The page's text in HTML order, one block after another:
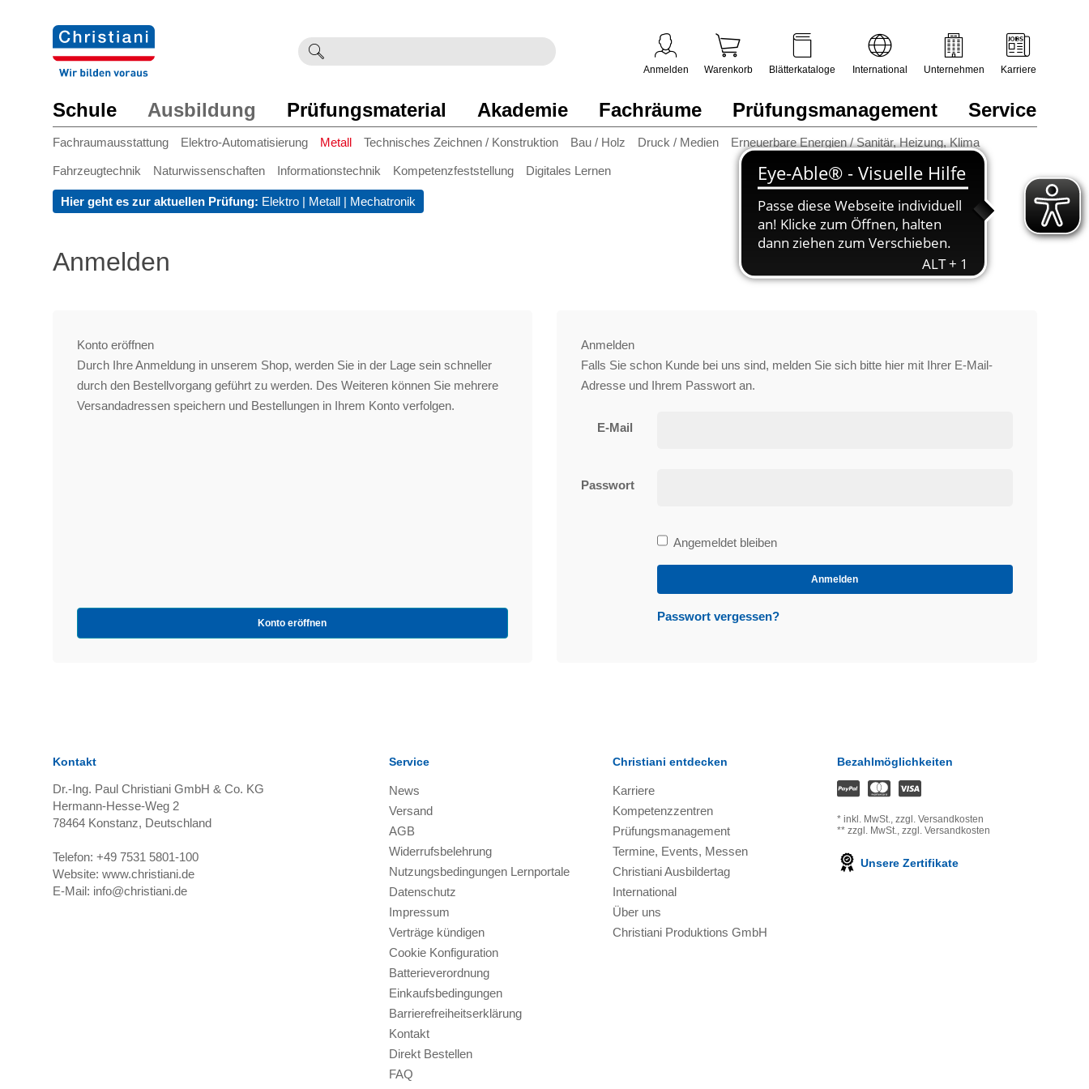
eingeben
Schule Ausbildung
Fachraumausstattung Elektro-Automatisierung Metall Technisches Zeichnen / Konstruktion Bau / Holz Druck / Medien Erneuerbare Energien / Sanitär, Heizung, Klima
Fahrzeugtechnik Naturwissenschaften Informationstechnik Kompetenzfeststellung Digitales Lernen
Prüfungsmaterial Akademie Fachräume Prüfungsmanagement Service
Hier geht es zur aktuellen Prüfung: Elektro | Metall | Mechatronik
Anmelden Warenkorb Blätterkataloge International Unternehmen Karriere
Anmelden
Konto eröffnen
Durch Ihre Anmeldung in unserem Shop, werden Sie in der Lage sein schneller
durch den Bestellvorgang geführt zu werden. Des Weiteren können Sie mehrere
Versandadressen speichern und Bestellungen in Ihrem Konto verfolgen.
Konto eröffnen
Anmelden
Falls Sie schon Kunde bei uns sind, melden Sie sich bitte hier mit Ihrer E-Mail-
Adresse und Ihrem Passwort an.
E-Mail
Passwort
Bleibe
angemeldet
Angemeldet bleiben
Anmelden
Passwort vergessen?
Kontakt
Dr.-Ing. Paul Christiani GmbH & Co. KG
Hermann-Hesse-Weg 2
78464Konstanz, Deutschland
Telefon: +49 7531 5801-100
Website: www.christiani.de
E-Mail: info@christiani.de
Service
News
Versand
AGB
Widerrufsbelehrung
Nutzungsbedingungen Lernportale
Datenschutz
Impressum
Verträge kündigen
Cookie Konfiguration
Batterieverordnung
Einkaufsbedingungen
Barrierefreiheitserklärung
Kontakt
Direkt Bestellen
FAQ
Christiani entdecken
Karriere
Kompetenzzentren
Prüfungsmanagement
Termine, Events, Messen
Christiani Ausbildertag
International
Über uns
Christiani Produktions GmbH
Bezahlmöglichkeiten
* inkl. MwSt., zzgl. Versandkosten
** zzgl. MwSt., zzgl. Versandkosten
Unsere Zertifikate